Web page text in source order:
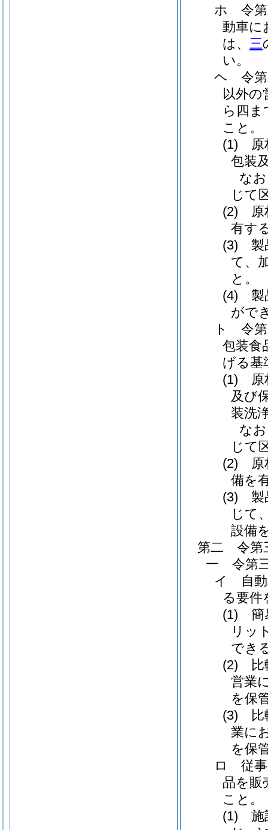
ホ 令第
動車に
は、三
い。
ヘ 令第
以外の
ら四
こと。
(1) 原
包装
な
じて
(2) 原
有す
(3) 製
て、
と。
(4) 製
がで
ト 令第
包装食
げる基
(1) 原
及び
装洗
な
じて
(2) 原
備を
(3) 製
じて
設備
第二 令第
一 令第
イ 自動
る要件
(1) 簡
リッ
でき
(2) 比
営業
を保
(3) 比
業に
を保
ロ 従事
品を販
こと。
(1) 施